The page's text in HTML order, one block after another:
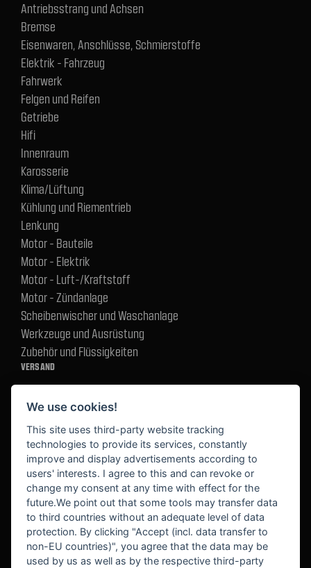
Antriebsstrang und Achsen
Bremse
Eisenwaren, Anschlüsse, Schmierstoffe
Elektrik - Fahrzeug
Fahrwerk
Felgen und Reifen
Getriebe
Hifi
Innenraum
Karosserie
Klima/Lüftung
Kühlung und Riementrieb
Lenkung
Motor - Bauteile
Motor - Elektrik
Motor - Luft-/Kraftstoff
Motor - Zündanlage
Scheibenwischer und Waschanlage
Werkzeuge und Ausrüstung
Zubehör und Flüssigkeiten
VERSAND
BEKANNT AUS
We use cookies!
This site uses third-party website tracking
technologies to provide its services, constantly
improve and display advertisements according to
users' interests. I agree to this and can revoke or
change my consent at any time with effect for the
future.We point out that some tools may transfer data
to third countries without an adequate level of data
protection. By clicking "Accept (incl. data transfer to
non-EU countries)", you agree that the data may be
used by us as well as by the respective third-party